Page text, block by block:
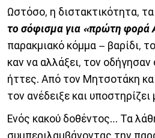
Ωστόσο, η διστακτικότητα,
το σόφισμα για «πρώτη φορά
παρακμιακό κόμμα – βαρίδι,
καν να αλλάξει, τον
ήττες. Από τον Μητσοτάκη
τον ανέδειξε και
Ενός κακού δοθέντος… Τα